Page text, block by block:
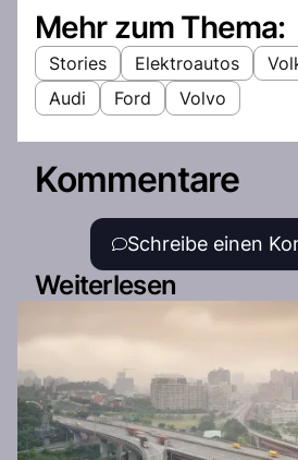
Mehr zum Thema:
Stories Elektroautos
Audi
Ford Volvo
Kommentare
Schreibe einen
Weiterlesen